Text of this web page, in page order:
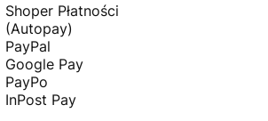
Shoper Płatności
(Autopay)
PayPal
Google Pay
PayPo
InPost Pay